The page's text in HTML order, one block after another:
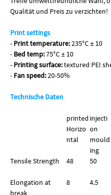
Qualität und Preis zu verzichten!
Print settings
- Print temperature:235°C ± 10
- Bed temp:75°C ± 10
- Printing surface:textured PEI
- Fan speed:20-50%
Technische Daten
printed
Horizo
ntal
injecti
on
mould
ing
Tensile Strength 48 50
Elongation at
break
8 4.5